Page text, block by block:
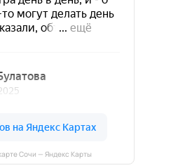
Сочи — Яндекс Карты